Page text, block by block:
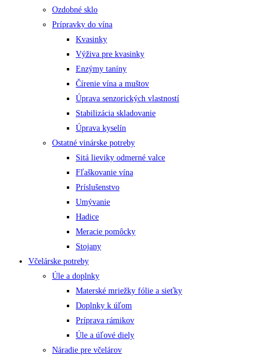
Ozdobné sklo
Prípravky do vína
Kvasinky
Výživa pre kvasinky
Enzýmy taníny
Čírenie vína a muštov
Úprava senzorických vlastností
Stabilizácia skladovanie
Úprava kyselín
Ostatné vinárske potreby
Sitá lieviky odmerné valce
Fľaškovanie vína
Príslušenstvo
Umývanie
Hadice
Meracie pomôcky
Stojany
Včelárske potreby
Úle a doplnky
Materské mriežky fólie a sieťky
Doplnky k úľom
Príprava rámikov
Úle a úľové diely
Náradie pre včelárov